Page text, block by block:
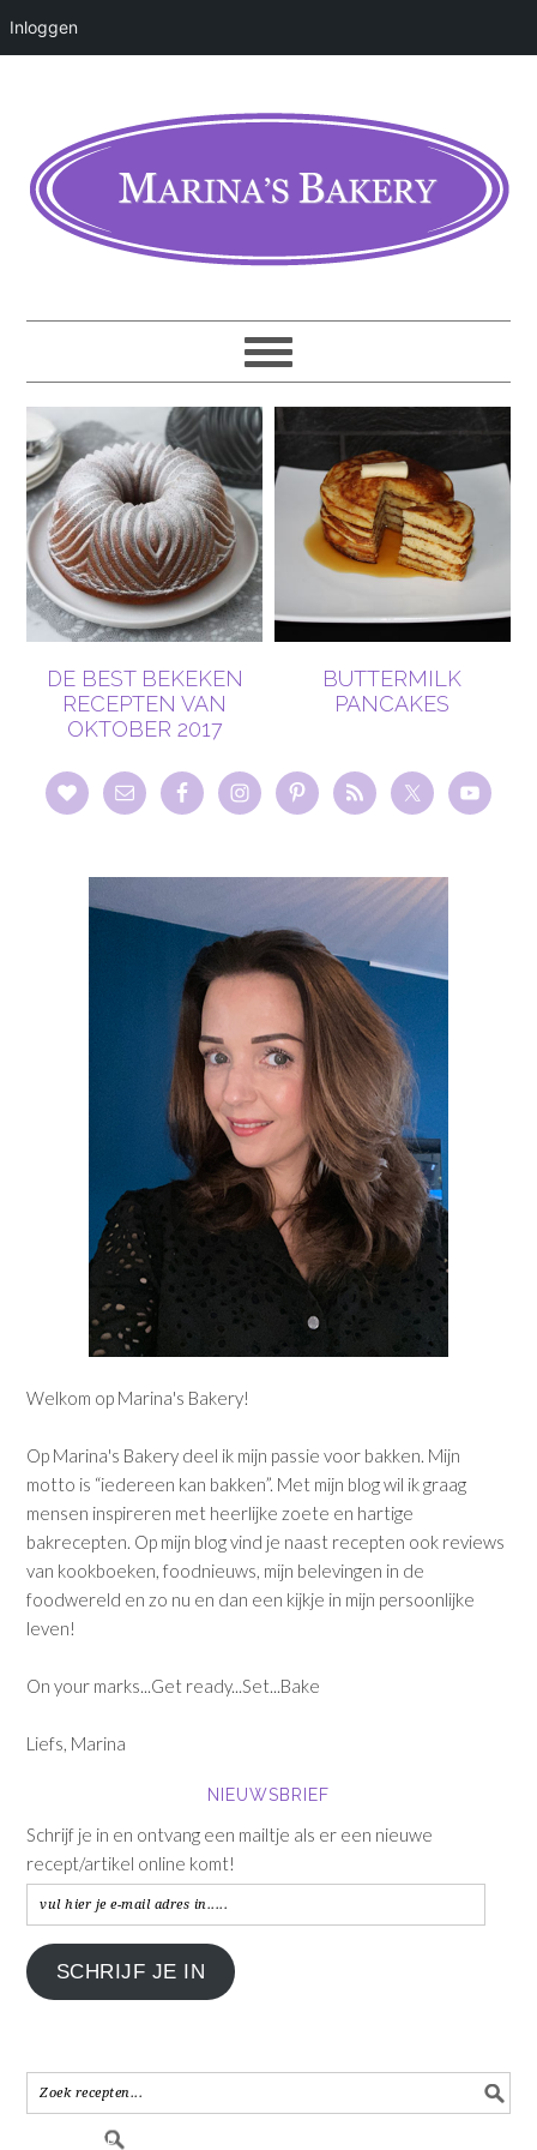
Inloggen
DE BEST BEKEKEN
RECEPTEN VAN
OKTOBER 2017
BUTTERMILK
PANCAKES
Welkom op Marina's Bakery!
Op Marina's Bakery deel ik mijn passie voor bakken. Mijn
motto is “iedereen kan bakken”. Met mijn blog wil ik graag
mensen inspireren met heerlijke zoete en hartige
bakrecepten. Op mijn blog vind je naast recepten ook reviews
van kookboeken, foodnieuws, mijn belevingen in de
foodwereld en zo nu en dan een kijkje in mijn persoonlijke
leven!
On your marks...Get ready...Set...Bake
Liefs, Marina
NIEUWSBRIEF
Schrijf je in en ontvang een mailtje als er een nieuwe
recept/artikel online komt!
vul
hier
je
e-
in.....
SCHRIJF JE IN